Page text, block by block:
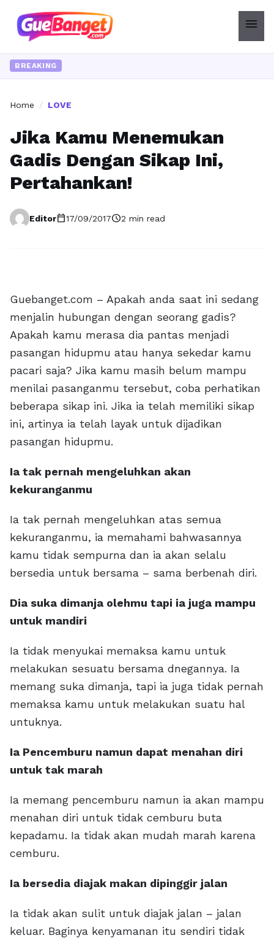
menu
BREAKING
Home / LOVE
Jika Kamu Menemukan
Gadis Dengan Sikap Ini,
Pertahankan!
Editorcalendar_today17/09/2017schedule2 min read
Guebanget.com – Apakah anda saat ini sedang
menjalin hubungan dengan seorang gadis?
Apakah kamu merasa dia pantas menjadi
pasangan hidupmu atau hanya sekedar kamu
pacari saja? Jika kamu masih belum mampu
menilai pasanganmu tersebut, coba perhatikan
beberapa sikap ini. Jika ia telah memiliki sikap
ini, artinya ia telah layak untuk dijadikan
pasangan hidupmu.
Ia tak pernah mengeluhkan akan
kekuranganmu
Ia tak pernah mengeluhkan atas semua
kekuranganmu, ia memahami bahwasannya
kamu tidak sempurna dan ia akan selalu
bersedia untuk bersama – sama berbenah diri.
Dia suka dimanja olehmu tapi ia juga mampu
untuk mandiri
Ia tidak menyukai memaksa kamu untuk
melakukan sesuatu bersama dnegannya. Ia
memang suka dimanja, tapi ia juga tidak pernah
memaksa kamu untuk melakukan suatu hal
untuknya.
Ia Pencemburu namun dapat menahan diri
untuk tak marah
Ia memang pencemburu namun ia akan mampu
menahan diri untuk tidak cemburu buta
kepadamu. Ia tidak akan mudah marah karena
cemburu.
Ia bersedia diajak makan dipinggir jalan
Ia tidak akan sulit untuk diajak jalan – jalan
keluar. Baginya kenyamanan itu sendiri tidak